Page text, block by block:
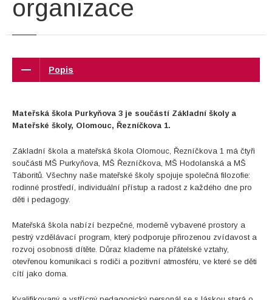
organizace
Popis
Mateřská škola Purkyňova 3 je součástí Základní školy a
Mateřské školy, Olomouc, Řezníčkova 1.
Základní škola a mateřská škola Olomouc, Řezníčkova 1 má čtyři
součásti MŠ Purkyňova, MŠ Řezníčkova, MŠ Hodolanská a MŠ
Táboritů. Všechny naše mateřské školy spojuje společná filozofie:
rodinné prostředí, individuální přístup a radost z každého dne pro
děti i pedagogy.
Mateřská škola nabízí bezpečné, moderně vybavené prostory a
pestrý vzdělávací program, který podporuje přirozenou zvídavost a
rozvoj osobnosti dítěte. Důraz klademe na přátelské vztahy,
otevřenou komunikaci s rodiči a pozitivní atmosféru, ve které se děti
cítí jako doma.